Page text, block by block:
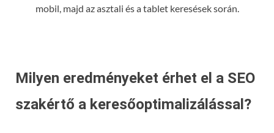
mobil, majd az asztali és a tablet keresések során.
Milyen eredményeket érhet el a SEO
szakértő a keresőoptimalizálással?